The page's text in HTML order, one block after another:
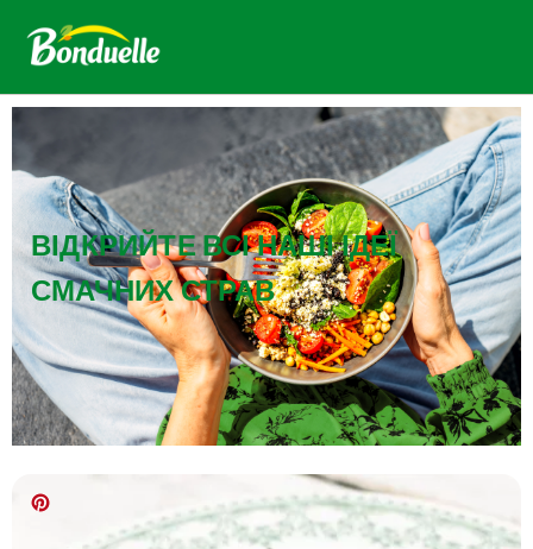
ВІДКРИЙТЕ ВСІ НАШІ ІДЕЇ
СМАЧНИХ СТРАВ